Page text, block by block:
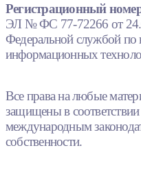
Регистрационный
ЭЛ № ФС 77-72266 от
Федеральной службой по
информационных
Все права на любые
защищены в
международным
собственности.